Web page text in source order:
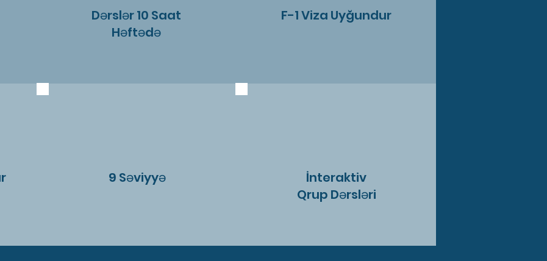
Dərslər 10 Saat
Həftədə
F-1 Viza Uyğundur
9 Səviyyə
İnteraktiv
Qrup Dərsləri